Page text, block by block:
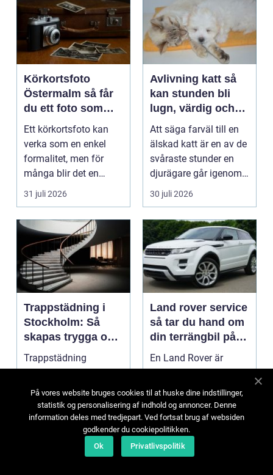
Körkortsfoto
Östermalm så får
du ett foto som
alltid blir godkänt
Ett körkortsfoto kan
verka som en enkel
formalitet, men för
många blir det en
oväntad källa till str...
31 juli 2026
Avlivning katt så
kan stunden bli
lugn, värdig och
trygg
Att säga farväl till en
älskad katt är en av de
svåraste stunder en
djurägare går igenom.
Beslutet o...
30 juli 2026
Trappstädning i
Stockholm: Så
skapas trygga och
trivsamma
trapphus
Trappstädning
Stockholm handlar om
mer än att bara sopa
några trappsteg och
torka en...
12 juli 2026
Land rover service
så tar du hand om
din terrängbil på
rätt sätt
En Land Rover är
byggd för tuffa miljöer,
lång körsträcka och
stora påfrestningar.
Samtidigt är det ...
10 juli 2026
På vores website bruges cookies til at huske dine indstillinger,
statistik og personalisering af indhold og annoncer. Denne
information deles med tredjepart. Ved fortsat brug af websiden
godkender du cookiepolitikken.
Ok
Privatlivspolitik